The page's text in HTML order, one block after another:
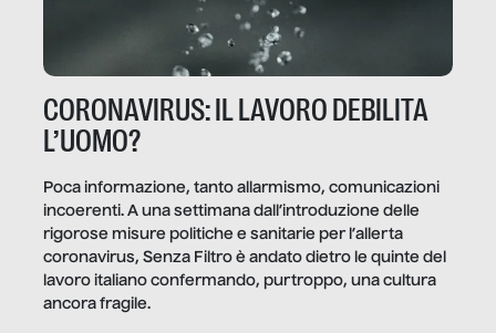
CORONAVIRUS: IL LAVORO DEBILITA
L’UOMO?
Poca informazione, tanto allarmismo, comunicazioni
incoerenti. A una settimana dall’introduzione delle
rigorose misure politiche e sanitarie per l’allerta
coronavirus, Senza Filtro è andato dietro le quinte del
lavoro italiano confermando, purtroppo, una cultura
ancora fragile.